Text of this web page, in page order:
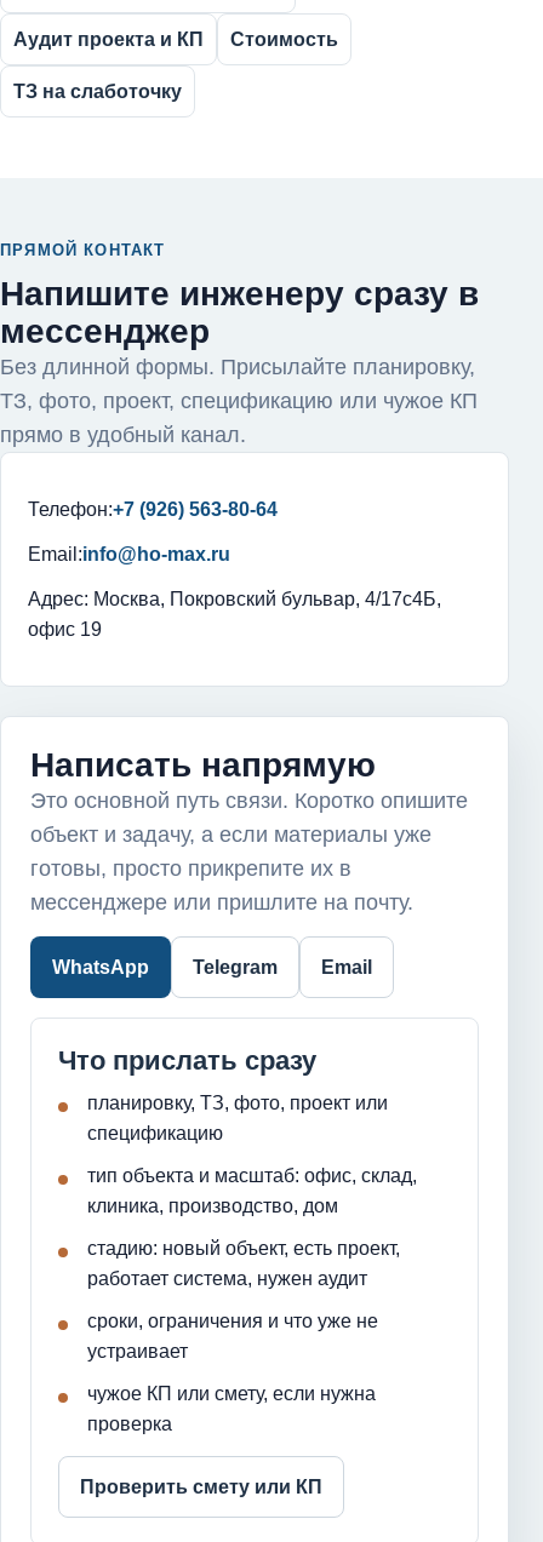
Аудит проекта и КП Стоимость
ТЗ на слаботочку
ПРЯМОЙ КОНТАКТ
Напишите инженеру сразу в
мессенджер
Без длинной формы. Присылайте планировку,
ТЗ, фото, проект, спецификацию или чужое КП
прямо в удобный канал.
Телефон:+7 (926) 563-80-64
Email:info@ho-max.ru
Адрес: Москва, Покровский бульвар, 4/17с4Б,
офис 19
Написать напрямую
Это основной путь связи. Коротко опишите
объект и задачу, а если материалы уже
готовы, просто прикрепите их в
мессенджере или пришлите на почту.
WhatsApp Telegram Email
Что прислать сразу
планировку, ТЗ, фото, проект или
спецификацию
тип объекта и масштаб: офис, склад,
клиника, производство, дом
стадию: новый объект, есть проект,
работает система, нужен аудит
сроки, ограничения и что уже не
устраивает
чужое КП или смету, если нужна
проверка
Проверить смету или КП